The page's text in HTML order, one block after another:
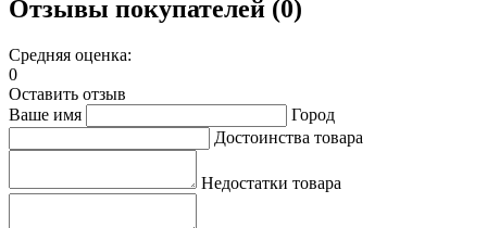
Отзывы покупателей (0)
Средняя оценка:
0
Оставить отзыв
Ваше имя
Город
Достоинства товара
Недостатки товара